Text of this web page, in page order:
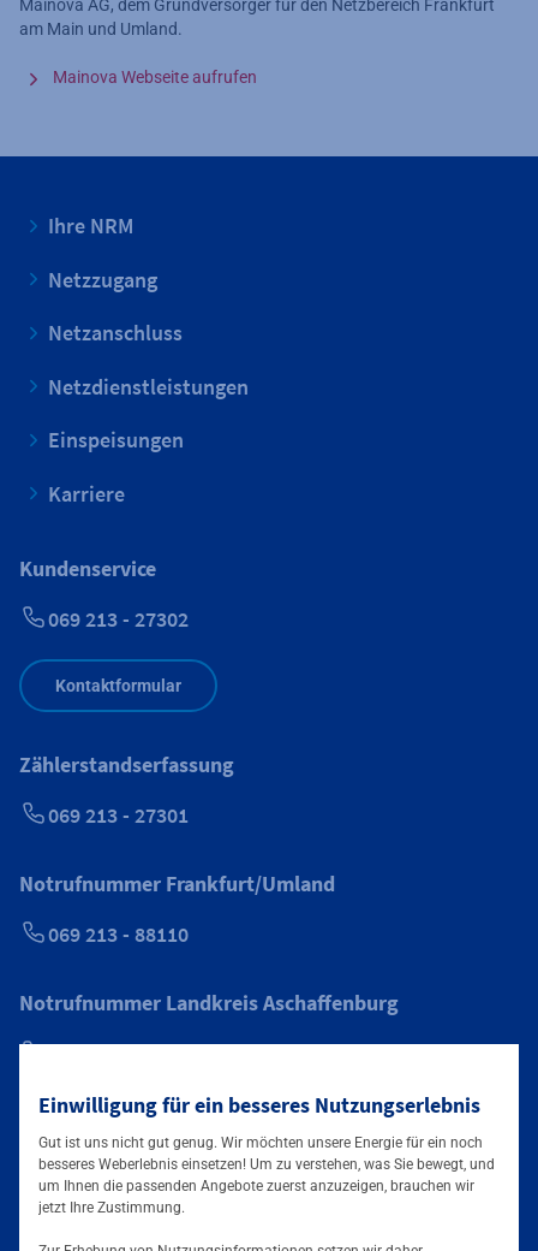
Einwilligung für ein besseres Nutzungserlebnis
Gut ist uns nicht gut genug. Wir möchten unsere Energie für ein noch
besseres Weberlebnis einsetzen! Um zu verstehen, was Sie bewegt, und
um Ihnen die passenden Angebote zuerst anzuzeigen, brauchen wir
jetzt Ihre Zustimmung.
Mainova AG, dem Grundversorger für den Netzbereich Frankfurt
am Main und Umland.
Mainova Webseite aufrufen
Ihre NRM
Netzzugang
Netzanschluss
Netzdienstleistungen
Einspeisungen
Karriere
Kundenservice
069 213 - 27302
Kontaktformular
Zählerstandserfassung
069 213 - 27301
Notrufnummer Frankfurt/Umland
069 213 - 88110
Notrufnummer Landkreis Aschaffenburg
0800 6246773
Folgen Sie uns auf